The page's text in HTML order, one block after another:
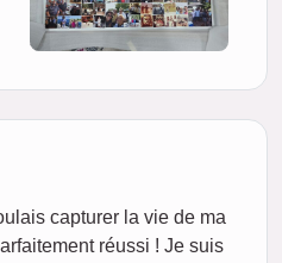
capturer la vie de ma
réussi ! Je suis